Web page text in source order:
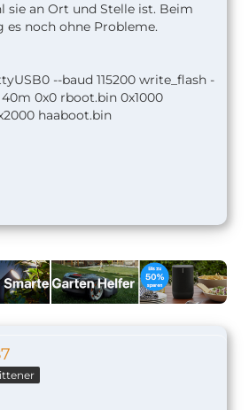
sie an Ort und Stelle ist. Beim
es noch ohne Probleme.
--baud 115200 write_flash -
0x0 rboot.bin 0x1000
haaboot.bin